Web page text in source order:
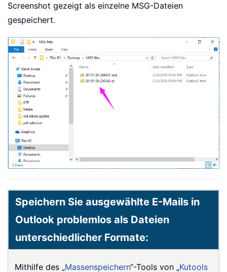
Screenshot gezeigt als einzelne MSG-Dateien
gespeichert.
Speichern Sie ausgewählte E-Mails in
Outlook problemlos als Dateien
unterschiedlicher Formate:
Mithilfe des „Massenspeichern“-Tools von „Kutools